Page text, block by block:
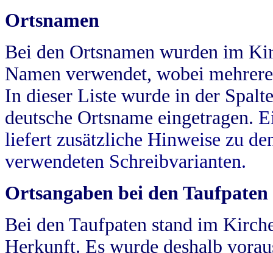
Ortsnamen
Bei den Ortsnamen wurden im
Namen verwendet, wobei
In dieser Liste wurde in der
deutsche Ortsname eingetragen.
liefert zusätzliche Hinweise zu
verwendeten Schreibvarianten.
Ortsangaben bei den Taufpaten
Bei den Taufpaten stand im
Herkunft. Es wurde deshalb